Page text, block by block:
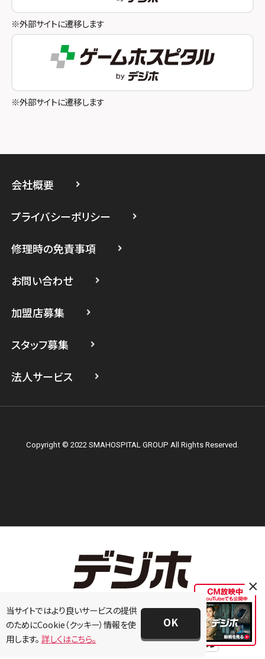
スマホスピタル八王子
スマホスピタル町田
スマホスピタル吉祥寺
スマホスピタル立川
スマホスピタル たまプラーザ駅前
スマホスピタル 登戸・向ヶ丘遊園
スマホスピタル 武蔵小杉
スマホスピタル テルル上大岡
※外部サイトに遷移します
※外部サイトに遷移します
会社概要
プライバシーポリシー
修理時の免責事項
お問い合わせ
加盟店募集
スタッフ募集
法人サービス
Copyright © 2022 SMAHOSPITAL GROUP All Rights Reserved.
×
当サイトではより良いサービスの提供
のためにCookie（クッキー）情報を使
用します。 詳しくはこちら。
OK